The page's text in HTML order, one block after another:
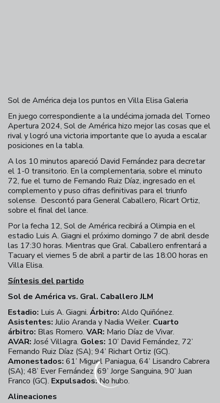
Sol de América deja los puntos en Villa Elisa Galeria
+
En juego correspondiente a la undécima jornada del Torneo
Apertura 2024, Sol de América hizo mejor las cosas que el
rival y logró una victoria importante que lo ayuda a escalar
posiciones en la tabla.
A los 10 minutos apareció David Fernández para decretar
el 1-0 transitorio. En la complementaria, sobre el minuto
72, fue el turno de Fernando Ruiz Díaz, ingresado en el
complemento y puso cifras definitivas para el triunfo
solense. Descontó para General Caballero, Ricart Ortiz,
sobre el final del lance.
Por la fecha 12, Sol de América recibirá a Olimpia en el
estadio Luis A. Giagni el próximo domingo 7 de abril desde
las 17:30 horas. Mientras que Gral. Caballero enfrentará a
Tacuary el viernes 5 de abril a partir de las 18:00 horas en
Villa Elisa.
Síntesis del partido
Sol de América vs. Gral. Caballero JLM
Estadio: Luis A. Giagni. Árbitro: Aldo Quiñónez.
Asistentes: Julio Aranda y Nadia Weiler. Cuarto
árbitro: Blas Romero. VAR: Mario Díaz de Vivar.
AVAR: José Villagra. Goles: 10’ David Fernández, 72’
Fernando Ruiz Díaz (SA); 94’ Richart Ortiz (GC).
Amonestados: 61’ Miguel Paniagua, 64’ Lisandro Cabrera
(SA); 48’ Ever Fernández, 69’ Jorge Sanguina, 90’ Juan
Franco (GC). Expulsados:No hubo.
Alineaciones